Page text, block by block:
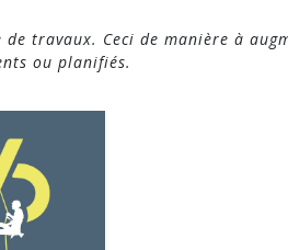
travaux. Ceci de manière à
ou planifiés.